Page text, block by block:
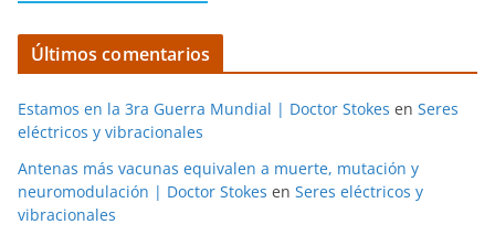
Últimos comentarios
Estamos en la 3ra Guerra Mundial | Doctor Stokes en Seres
eléctricos y vibracionales
Antenas más vacunas equivalen a muerte, mutación y
neuromodulación | Doctor Stokes en Seres eléctricos y
vibracionales